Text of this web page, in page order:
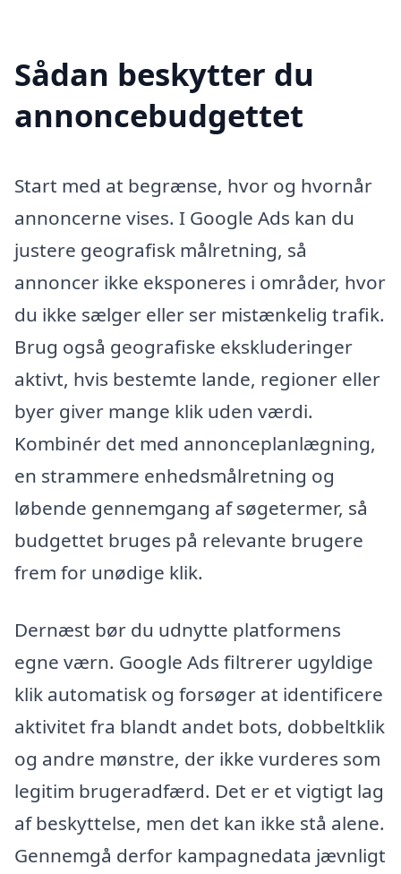
Sådan beskytter du
annoncebudgettet
Start med at begrænse, hvor og hvornår
annoncerne vises. I Google Ads kan du
justere geografisk målretning, så
annoncer ikke eksponeres i områder, hvor
du ikke sælger eller ser mistænkelig trafik.
Brug også geografiske ekskluderinger
aktivt, hvis bestemte lande, regioner eller
byer giver mange klik uden værdi.
Kombinér det med annonceplanlægning,
en strammere enhedsmålretning og
løbende gennemgang af søgetermer, så
budgettet bruges på relevante brugere
frem for unødige klik.
Dernæst bør du udnytte platformens
egne værn. Google Ads filtrerer ugyldige
klik automatisk og forsøger at identificere
aktivitet fra blandt andet bots, dobbeltklik
og andre mønstre, der ikke vurderes som
legitim brugeradfærd. Det er et vigtigt lag
af beskyttelse, men det kan ikke stå alene.
Gennemgå derfor kampagnedata jævnligt